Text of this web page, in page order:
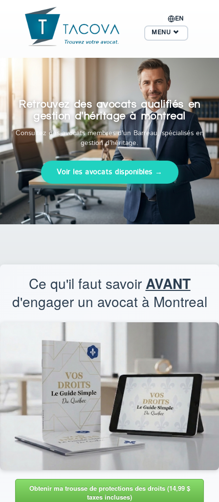
EN
MENU
Retrouvez des avocats qualifiés en
gestion d'héritage à montreal
Consultez des avocats membres d'un Barreau, spécialisés en
gestion d'héritage.
Voir les avocats disponibles →
Ce qu'il faut savoir AVANT
d'engager un avocat à Montreal
Obtenir ma trousse de protections des droits (14,99 $
taxes incluses)